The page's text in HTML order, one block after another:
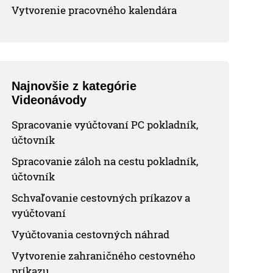
Vytvorenie pracovného kalendára
Najnovšie z kategórie
Videonávody
Spracovanie vyúčtovaní PC pokladník,
účtovník
Spracovanie záloh na cestu pokladník,
účtovník
Schvaľovanie cestovných príkazov a
vyúčtovaní
Vyúčtovania cestovných náhrad
Vytvorenie zahraničného cestovného